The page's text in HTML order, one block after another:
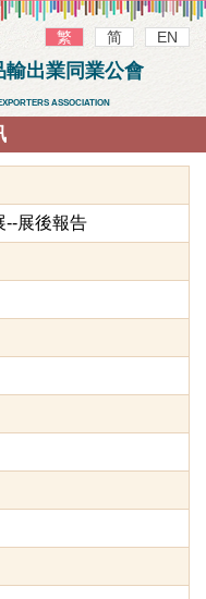
繁 简 EN
輸出業同業公會
ASSOCIATION
--展後報告